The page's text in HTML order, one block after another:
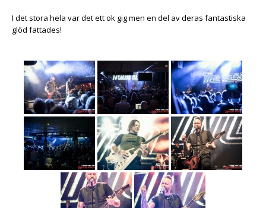
I det stora hela var det ett ok gig men en del av deras fantastiska
glöd fattades!